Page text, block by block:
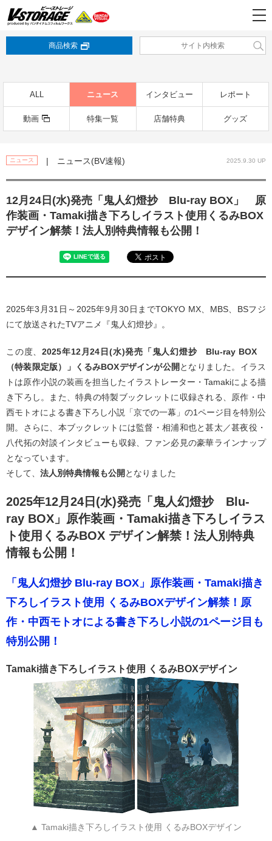
商品検索
ALL ニュース インタビュー レポート
動画 特集一覧 店舗特典 グッズ
ニュース | ニュース(BV速報) 2025.9.30 UP
12月24日(水)発売「鬼人幻燈抄 Blu-ray BOX」 原
作装画・Tamaki描き下ろしイラスト使用くるみBOX
デザイン解禁！法人別特典情報も公開！
2025年3月31日～2025年9月30日までTOKYO MX、MBS、BSフジ
にて放送されたTVアニメ『鬼人幻燈抄』。
この度、2025年12月24日(水)発売「鬼人幻燈抄 Blu-ray BOX
（特装限定版）」くるみBOXデザインが公開 となりました。イラス
トは原作小説の装画を担当したイラストレーター・Tamakiによる描
き下ろし。また、特典の特製ブックレットに収録される、原作・中
西モトオによる書き下ろし小説「京での一幕」の1ページ目を特別公
開。さらに、本ブックレットには監督・相浦和也と甚太／甚夜役・
八代拓の対談インタビューも収録、ファン必見の豪華ラインナップ
となっています。
そして、 法人別特典情報も公開 となりました
2025年12月24日(水)発売「鬼人幻燈抄 Blu-
ray BOX」原作装画・Tamaki描き下ろしイラス
ト使用くるみBOX デザイン解禁！法人別特典
情報も公開！
「鬼人幻燈抄 Blu-ray BOX」原作装画・Tamaki描き
下ろしイラスト使用 くるみBOXデザイン解禁！原
作・中西モトオによる書き下ろし小説の1ページ目も
特別公開！
Tamaki描き下ろしイラスト使用 くるみBOXデザイン
▲ Tamaki描き下ろしイラスト使用 くるみBOXデザイン